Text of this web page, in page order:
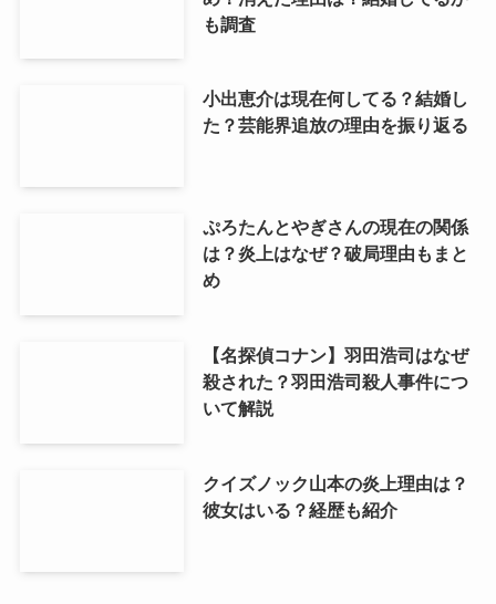
も調査
小出恵介は現在何してる？結婚し
た？芸能界追放の理由を振り返る
ぷろたんとやぎさんの現在の関係
は？炎上はなぜ？破局理由もまと
め
【名探偵コナン】羽田浩司はなぜ
殺された？羽田浩司殺人事件につ
いて解説
クイズノック山本の炎上理由は？
彼女はいる？経歴も紹介